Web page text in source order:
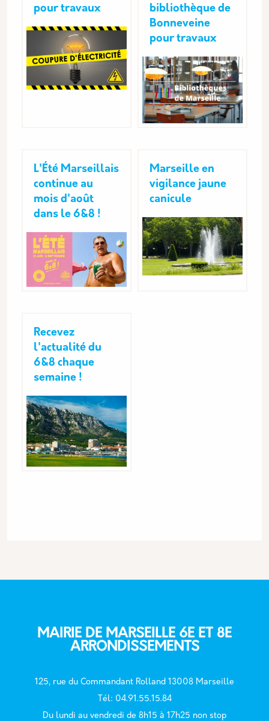
pour travaux
bibliothèque de
Bonneveine
pour travaux
L'Été Marseillais
continue au
mois d'août
dans le 6&8 !
Marseille en
vigilance jaune
canicule
Recevez
l'actualité du
6&8 chaque
semaine !
MAIRIE DE MARSEILLE 6E ET 8E
ARRONDISSEMENTS
125, rue du Commandant Rolland 13008 Marseille
Tél: 04.91.55.15.84
Du lundi au vendredi de 8h15 à 17h25 non stop